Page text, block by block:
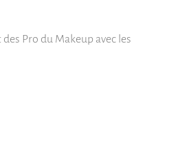
Pro du Makeup avec les